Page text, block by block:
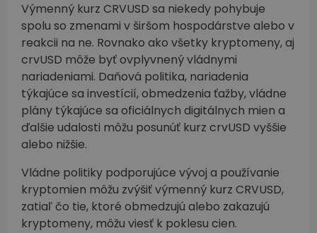
Výmenný kurz CRVUSD sa niekedy pohybuje
spolu so zmenami v širšom hospodárstve alebo v
reakcii na ne. Rovnako ako všetky kryptomeny, aj
crvUSD môže byť ovplyvnený vládnymi
nariadeniami. Daňová politika, nariadenia
týkajúce sa investícií, obmedzenia ťažby, vládne
plány týkajúce sa oficiálnych digitálnych mien a
ďalšie udalosti môžu posunúť kurz crvUSD vyššie
alebo nižšie.
Vládne politiky podporujúce vývoj a používanie
kryptomien môžu zvýšiť výmenný kurz CRVUSD,
zatiaľ čo tie, ktoré obmedzujú alebo zakazujú
kryptomeny, môžu viesť k poklesu cien.